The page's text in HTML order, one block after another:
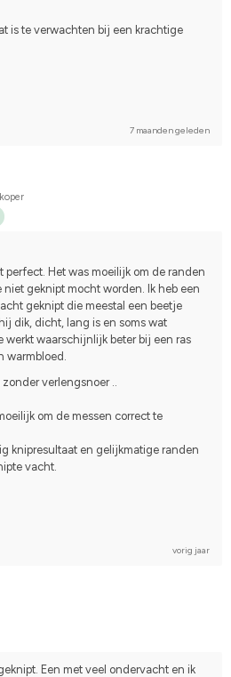
is te verwachten bij een krachtige
7 maanden geleden
perfect. Het was moeilijk om de randen
geknipt mocht worden. Ik heb een
geknipt die meestal een beetje
dik, dicht, lang is en soms wat
werkt waarschijnlijk beter bij een ras
warmbloed.
verlengsnoer ..
om de messen correct te
knipresultaat en gelijkmatige randen
vacht.
vorig jaar
Een met veel ondervacht en ik